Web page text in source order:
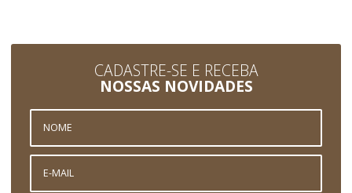
CADASTRE-SE E RECEBA
NOSSAS NOVIDADES